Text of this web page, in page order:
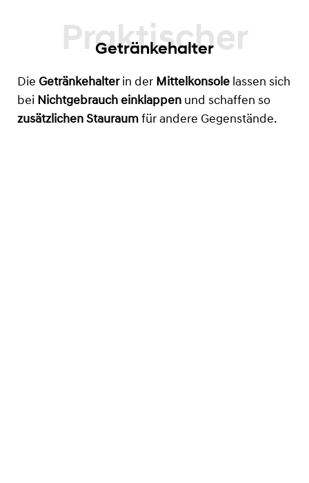
Getränkehalter
Die Getränkehalterin der Mittelkonsole lassen sich
bei Nichtgebrauch einklappen und schaffen so
zusätzlichen Stauraum für andere Gegenstände.